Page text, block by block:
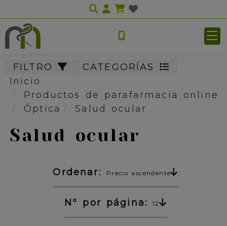
Identifícate
FILTRO
CATEGORÍAS
Inicio
Productos de parafarmacia online
Óptica
Salud ocular
Salud ocular
Ordenar: Precio ascendente
Nº por página: 12